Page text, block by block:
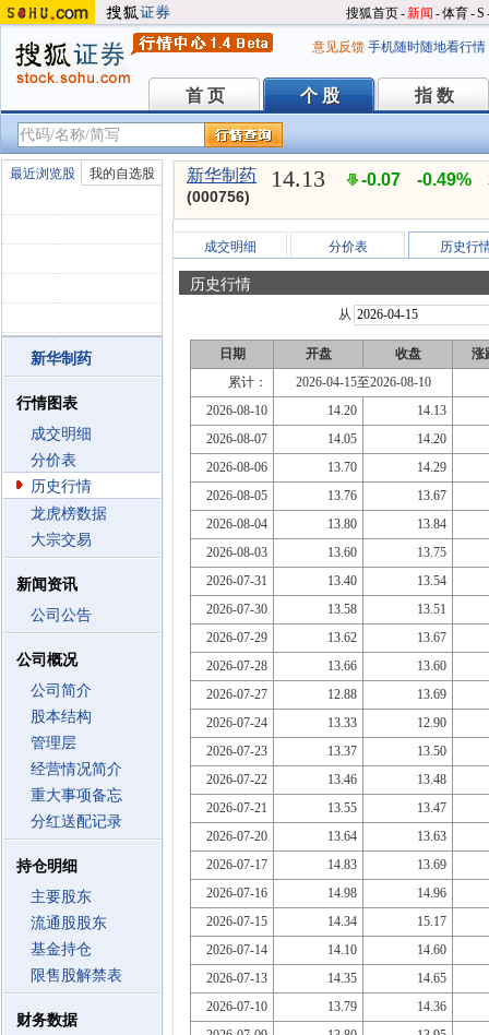
搜狐首页-新闻 -体育-S
意见反馈 手机随时随地看行情
首 页
首 页 个 股
个 股 指 数
指 数
最近浏览股 我的自选股
新华制药
行情图表
成交明细
分价表
历史行情
龙虎榜数据
大宗交易
新闻资讯
公司公告
公司概况
公司简介
股本结构
管理层
经营情况简介
重大事项备忘
分红送配记录
持仓明细
主要股东
流通股股东
基金持仓
限售股解禁表
财务数据
新华制药
(000756)
14.13 -0.07 -0.49%
成交明细 分价表 历史行
历史行情
从
日期 开盘 收盘
涨
累计：
2026-04-15至2026-08-10
2026-08-10
14.20
14.13
2026-08-07
14.05
14.20
2026-08-06
13.70
14.29
2026-08-05
13.76
13.67
2026-08-04
13.80
13.84
2026-08-03
13.60
13.75
2026-07-31
13.40
13.54
2026-07-30
13.58
13.51
2026-07-29
13.62
13.67
2026-07-28
13.66
13.60
2026-07-27
12.88
13.69
2026-07-24
13.33
12.90
2026-07-23
13.37
13.50
2026-07-22
13.46
13.48
2026-07-21
13.55
13.47
2026-07-20
13.64
13.63
2026-07-17
14.83
13.69
2026-07-16
14.98
14.96
2026-07-15
14.34
15.17
2026-07-14
14.10
14.60
2026-07-13
14.35
14.65
2026-07-10
13.79
14.36